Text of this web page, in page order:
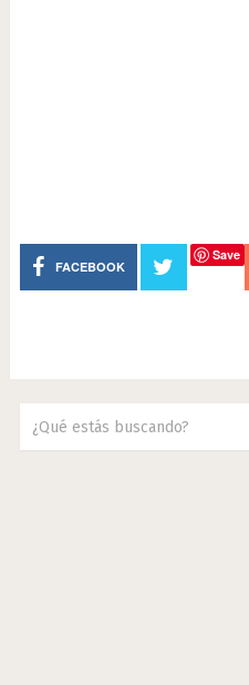
FACEBOOK
Save